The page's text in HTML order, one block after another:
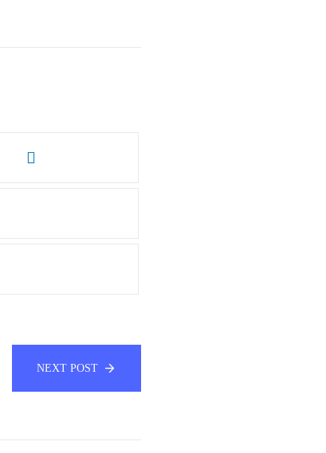
NEXT POST